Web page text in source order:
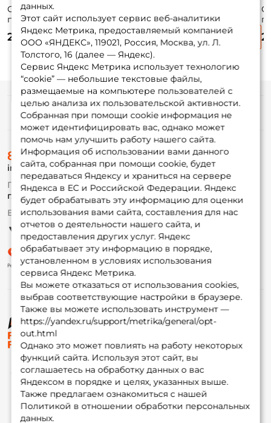
Силиконовая
приманка Lucky
John Tioga 3.9 PA01
10см. 5шт.
245 ₽
приманка Lucky
John Tioga 2 33
5см. 10шт.
205 ₽
335 ₽
приманка CF Cruel
Leech 2.2 8-55-3-8
5.5см. 8шт.
190 ₽
данных.
Этот сайт использует сервис веб-аналитики
Яндекс Метрика, предоставляемый компанией
ООО «ЯНДЕКС», 119021, Россия, Москва, ул. Л.
Толстого, 16 (далее — Яндекс).
Сервис Яндекс Метрика использует технологию
“cookie” — небольшие текстовые файлы,
размещаемые на компьютере пользователей с
целью анализа их пользовательской активности.
Собранная при помощи cookie информация не
может идентифицировать вас, однако может
помочь нам улучшить работу нашего сайта.
Информация об использовании вами данного
сайта, собранная при помощи cookie, будет
передаваться Яндексу и храниться на сервере
Яндекса в ЕС и Российской Федерации. Яндекс
будет обрабатывать эту информацию для оценки
использования вами сайта, составления для нас
отчетов о деятельности нашего сайта, и
предоставления других услуг. Яндекс
обрабатывает эту информацию в порядке,
установленном в условиях использования
сервиса Яндекс Метрика.
Вы можете отказаться от использования cookies,
выбрав соответствующие настройки в браузере.
Также вы можете использовать инструмент —
https://yandex.ru/support/metrika/general/opt-
out.html
Однако это может повлиять на работу некоторых
функций сайта. Используя этот сайт, вы
соглашаетесь на обработку данных о вас
Яндексом в порядке и целях, указанных выше.
Также предлагаем ознакомиться с нашей
Политикой в отношении обработки персональных
данных.
© ФоксФишинг, 2009-2026
Информация
О магазине
Доставка
Оплата
Fox-bonus
Гуру
Партнерская программа
8 (495) 532-77-88
info@foxfishing.ru
По вопросам с заказом
г. Москва, ул. Плеханова д.7
Ежедневно 10:00 до 20:00